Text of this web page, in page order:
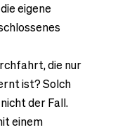
eigene
die nur
ist? Solch
der Fall.
einem